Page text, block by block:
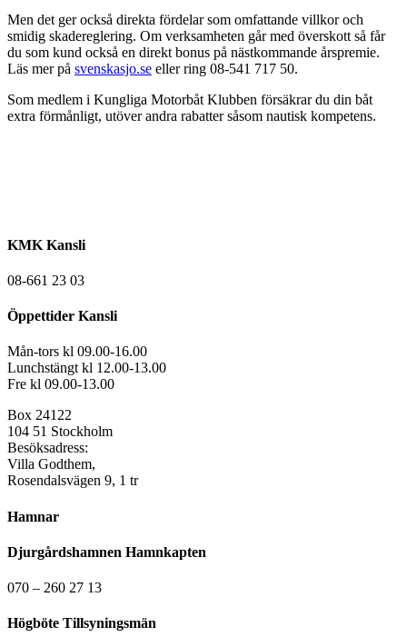
Men det ger också direkta fördelar som omfattande villkor och
smidig skadereglering. Om verksamheten går med överskott så får
du som kund också en direkt bonus på nästkommande årspremie.
Läs mer på svenskasjo.se eller ring 08-541 717 50.
Som medlem i Kungliga Motorbåt Klubben försäkrar du din båt
extra förmånligt, utöver andra rabatter såsom nautisk kompetens.
KMK Kansli
08-661 23 03
Öppettider Kansli
Mån-tors kl 09.00-16.00
Lunchstängt kl 12.00-13.00
Fre kl 09.00-13.00
Box 24122
104 51 Stockholm
Besöksadress:
Villa Godthem,
Rosendalsvägen 9, 1 tr
Hamnar
Djurgårdshamnen Hamnkapten
070 – 260 27 13
Högböte Tillsyningsmän